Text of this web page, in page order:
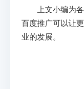
上文小编为各
百度推广可以让
业的发展。